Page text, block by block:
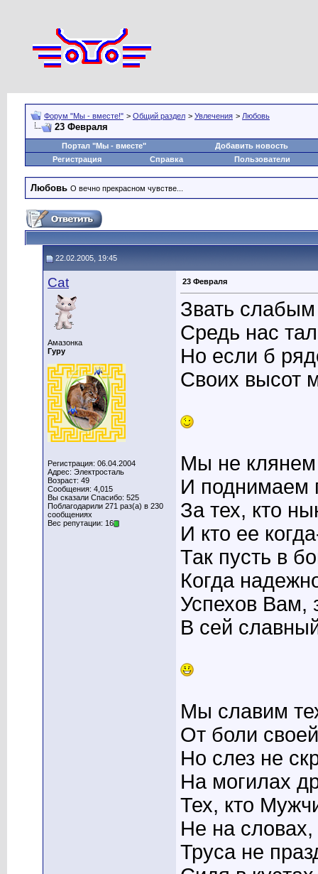
Форум "Мы - вместе!" > Общий раздел > Увлечения > Любовь
23 Февраля
Портал "Мы - вместе"
Добавить новость
Регистрация
Справка Пользователи
Любовь О вечно прекрасном чувстве...
22.02.2005, 19:45
Cat
Амазонка
Гуру
Регистрация: 06.04.2004
Адрес: Электросталь
Возраст: 49
Сообщения: 4,015
Вы сказали Спасибо: 525
Поблагодарили 271 раз(а) в 230
сообщениях
Вес репутации: 16
23 Февраля
Звать
Средь нас
Но если б
Своих высот
Мы не клянем
И поднимаем
За тех, кто
И кто ее
Так пусть в
Когда
Успехов Вам,
В сей
Мы славим
От боли
Но слез не
На могилах
Тех, кто
Не на словах,
Труса не